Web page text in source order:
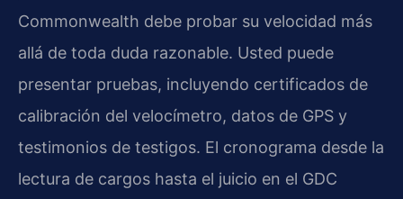
Commonwealth debe probar su velocidad más
allá de toda duda razonable. Usted puede
presentar pruebas, incluyendo certificados de
calibración del velocímetro, datos de GPS y
testimonios de testigos. El cronograma desde la
lectura de cargos hasta el juicio en el GDC